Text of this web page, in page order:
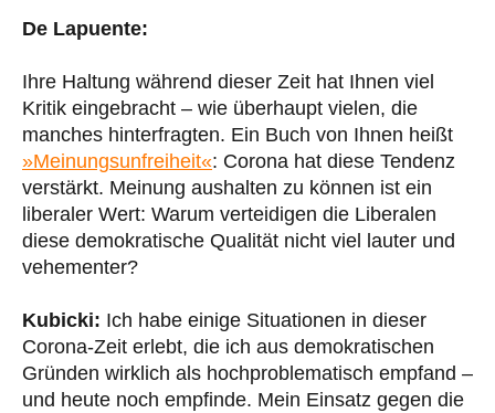
De Lapuente:
Ihre Haltung während dieser Zeit hat Ihnen viel
Kritik eingebracht – wie überhaupt vielen, die
manches hinterfragten. Ein Buch von Ihnen heißt
»Meinungsunfreiheit«: Corona hat diese Tendenz
verstärkt. Meinung aushalten zu können ist ein
liberaler Wert: Warum verteidigen die Liberalen
diese demokratische Qualität nicht viel lauter und
vehementer?
Kubicki: Ich habe einige Situationen in dieser
Corona-Zeit erlebt, die ich aus demokratischen
Gründen wirklich als hochproblematisch empfand –
und heute noch empfinde. Mein Einsatz gegen die